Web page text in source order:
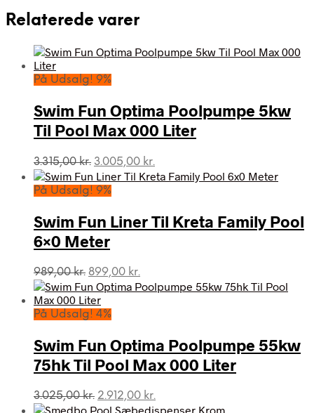
Relaterede varer
På Udsalg! 9%
Swim Fun Optima Poolpumpe 5kw
Til Pool Max 000 Liter
3.315,00kr. Den
oprindelige
pris
3.315,00 kr..
3.005,00 kr.
aktuelle
3.005,00 kr..
På Udsalg! 9%
Swim Fun Liner Til Kreta Family Pool
6×0 Meter
989,00kr. Den
oprindelige
pris
var:
899,00 kr.
aktuelle
På Udsalg! 4%
Swim Fun Optima Poolpumpe 55kw
75hk Til Pool Max 000 Liter
3.025,00kr. Den
oprindelige
2.912,00 kr.
aktuelle